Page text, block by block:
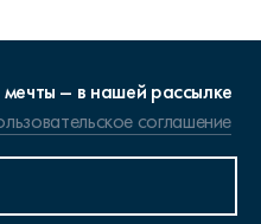
– в нашей рассылке
соглашение